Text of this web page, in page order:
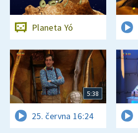
Planeta Yó
5:38
25. června 16:24